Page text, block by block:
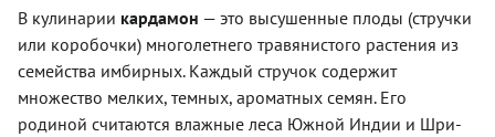
В кулинарии кардамон — это высушенные плоды (стручки
или коробочки) многолетнего травянистого растения из
семейства имбирных. Каждый стручок содержит
множество мелких, темных, ароматных семян. Его
родиной считаются влажные леса Южной Индии и Шри-